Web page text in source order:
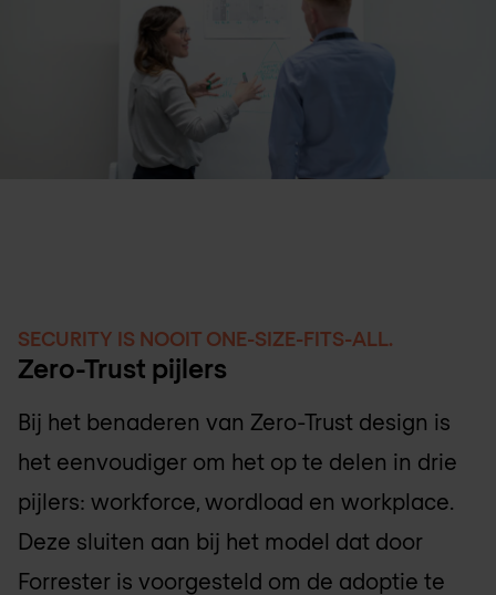
SECURITY IS NOOIT ONE-SIZE-FITS-ALL.
Zero-Trust pijlers
Bij het benaderen van Zero-Trust design is
het eenvoudiger om het op te delen in drie
pijlers: workforce, wordload en workplace.
Deze sluiten aan bij het model dat door
Forrester is voorgesteld om de adoptie te